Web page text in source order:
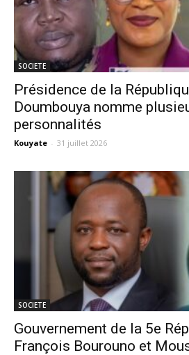
SOCIETE
Présidence de la
Doumbouya nomme
personnalités
Kouyate - 31 juillet 2026
SOCIETE
Gouvernement de la 5e
François Bourouno et